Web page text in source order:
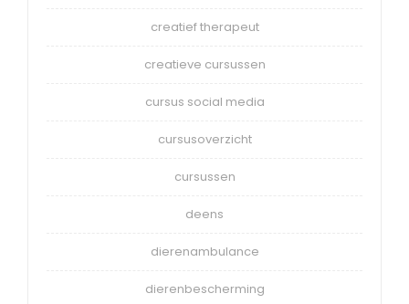
creatief therapeut
creatieve cursussen
cursus social media
cursusoverzicht
cursussen
deens
dierenambulance
dierenbescherming